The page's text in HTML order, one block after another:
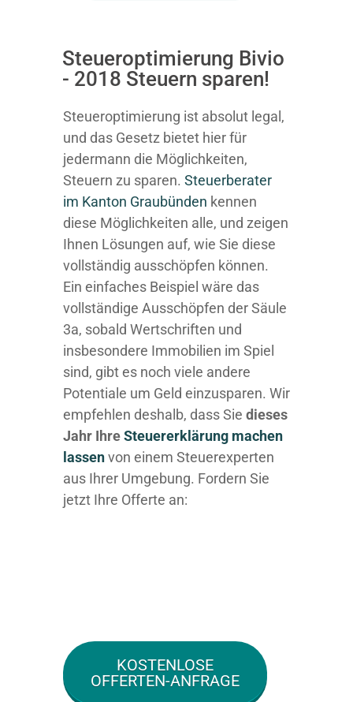
Steueroptimierung Bivio
- 2018 Steuern sparen!
Steueroptimierung ist absolut legal,
und das Gesetz bietet hier für
jedermann die Möglichkeiten,
Steuern zu sparen. Steuerberater
im K anton Graubünden kennen
diese Möglichkeiten alle, und zeigen
Ihnen Lösungen auf, wie Sie diese
vollständig ausschöpfen können.
Ein einfaches Beispiel wäre das
vollständige Ausschöpfen der Säule
3a, sobald Wertschriften und
insbesondere Immobilien im Spiel
sind, gibt es noch viele andere
Potentiale um Geld einzusparen. Wir
empfehlen deshalb, dass Sie dieses
Jahr IhreSteuererklärung machen
lassenvon einem Steuerexperten
aus Ihrer Umgebung. Fordern Sie
jetzt Ihre Offerte an:
KOSTENLOSE
OFFERTEN-ANFRAGE